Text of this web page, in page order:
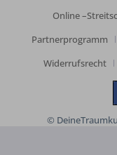
Online
Partnerprogramm
Widerrufsrecht
©